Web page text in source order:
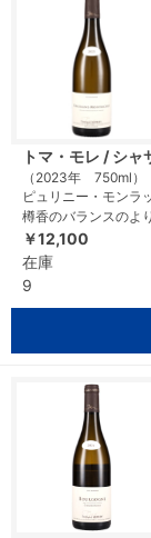
トマ・モレ / シ
（2023年 750ml）
ピュリニー・モンラ
樽香のバランスのよ
￥12,100
在庫
9